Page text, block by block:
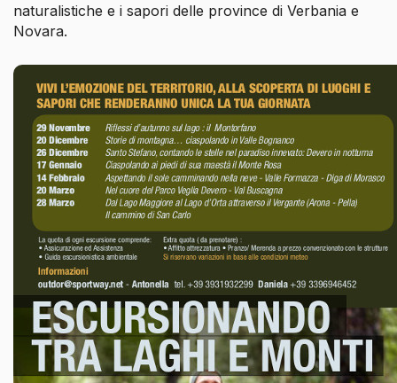
naturalistiche e i sapori delle province di Verbania e
Novara.